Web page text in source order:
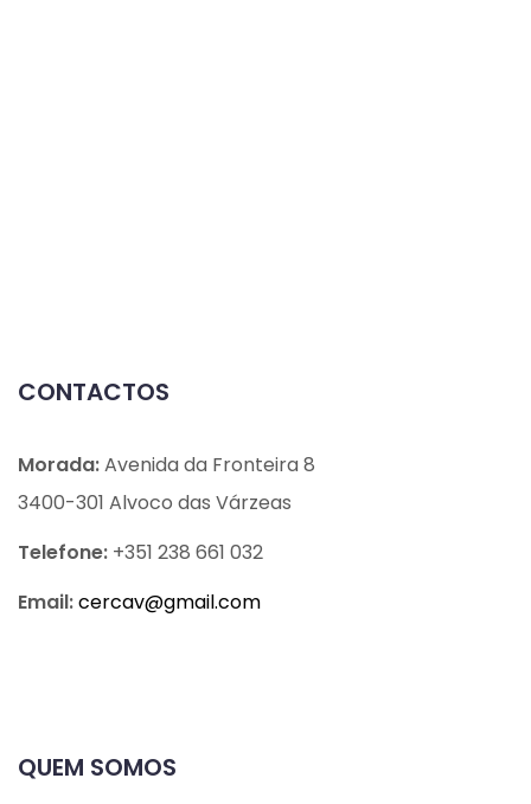
CONTACTOS
Morada:Avenida da Fronteira 8
3400-301 Alvoco das Várzeas
Telefone: +351 238 661 032
Email:cercav@gmail.com
QUEM SOMOS